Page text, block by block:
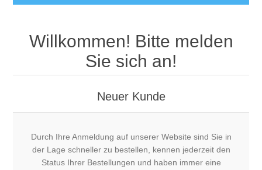
Willkommen! Bitte melden
Sie sich an!
Neuer Kunde
Durch Ihre Anmeldung auf unserer Website sind Sie in
der Lage schneller zu bestellen, kennen jederzeit den
Status Ihrer Bestellungen und haben immer eine